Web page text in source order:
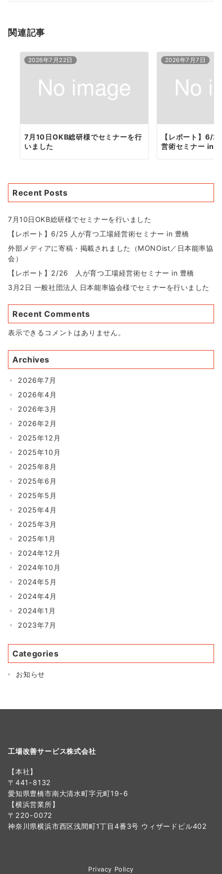
シ
ン
関連記事
2026年7月22日
7月10日OKB総研様でセミナーを行
いました
2026年7月7日
【レポート】6/
営術セミナー in
Recent Posts
7月10日OKB総研様でセミナーを行いました
【レポート】6/25 人が育つ工場経営術セミナー in 豊橋
外部メディアに寄稿・掲載されました（MONOist／日本能率協
会）
【レポート】2/26 人が育つ工場経営術セミナー in 豊橋
3月2日 一般社団法人 日本能率協会様でセミナーを行いました
Recent Comments
表示できるコメントはありません。
Archives
2026年7月
2026年4月
2026年3月
2026年2月
2025年12月
2025年10月
2025年8月
2025年6月
2025年5月
2025年4月
2025年3月
2025年1月
2024年12月
2024年10月
2024年5月
2024年4月
2024年1月
2023年7月
Categories
お知らせ
工場改善サービス株式会社
【本社】
〒441-8132
愛知県豊橋市南大清水町字元町19-6
【横浜営業所】
〒220-0072
神奈川県横浜市西区浅間町1丁目4番3号 ウィザードビル402
Privacy Policy